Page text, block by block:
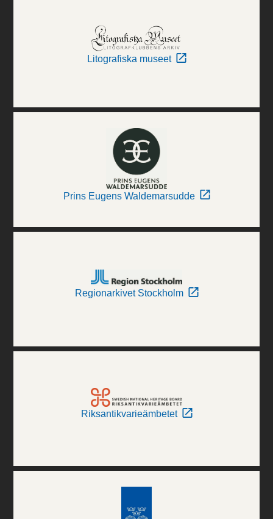
Litografiska museet
Prins Eugens Waldemarsudde
Regionarkivet Stockholm
Riksantikvarieämbetet